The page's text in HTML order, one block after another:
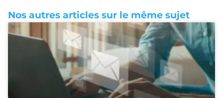
Nos autres articles sur le même sujet